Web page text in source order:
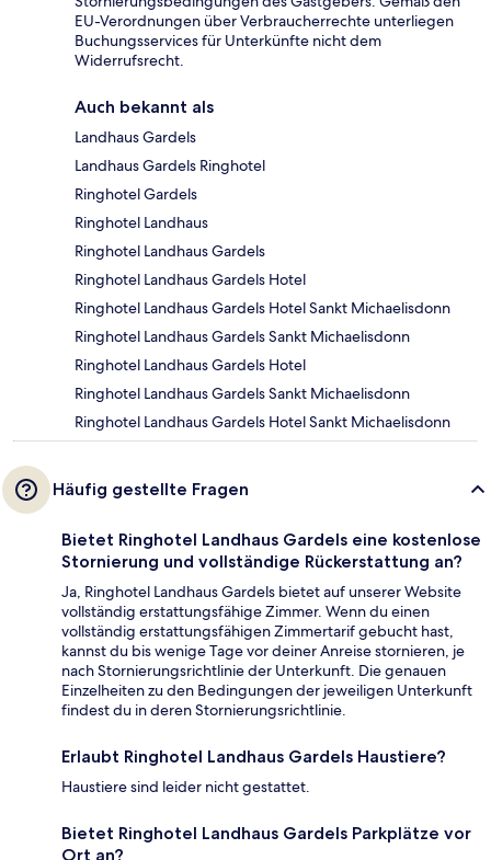
EU-Verordnungen über Verbraucherrechte unterliegen
Buchungsservices für Unterkünfte nicht dem
Widerrufsrecht.
Auch bekannt als
Landhaus Gardels
Landhaus Gardels Ringhotel
Ringhotel Gardels
Ringhotel Landhaus
Ringhotel Landhaus Gardels
Ringhotel Landhaus Gardels Hotel
Ringhotel Landhaus Gardels Hotel Sankt Michaelisdonn
Ringhotel Landhaus Gardels Sankt Michaelisdonn
Ringhotel Landhaus Gardels Hotel
Ringhotel Landhaus Gardels Sankt Michaelisdonn
Ringhotel Landhaus Gardels Hotel Sankt Michaelisdonn
Häufig gestellte Fragen
Bietet Ringhotel Landhaus Gardels eine kostenlose
Stornierung und vollständige Rückerstattung an?
Ja, Ringhotel Landhaus Gardels bietet auf unserer Website
vollständig erstattungsfähige Zimmer. Wenn du einen
vollständig erstattungsfähigen Zimmertarif gebucht hast,
kannst du bis wenige Tage vor deiner Anreise stornieren, je
nach Stornierungsrichtlinie der Unterkunft. Die genauen
Einzelheiten zu den Bedingungen der jeweiligen Unterkunft
findest du in deren Stornierungsrichtlinie.
Erlaubt Ringhotel Landhaus Gardels Haustiere?
Haustiere sind leider nicht gestattet.
Bietet Ringhotel Landhaus Gardels Parkplätze vor
Ort an?